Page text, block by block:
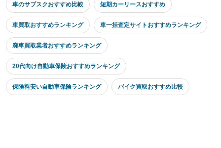
車のサブスクおすすめ比較 短期カーリースおすすめ
車買取おすすめランキング 車一括査定サイトおすすめランキング
廃車買取業者おすすめランキング
20代向け自動車保険おすすめランキング
保険料安い自動車保険ランキング バイク買取おすすめ比較